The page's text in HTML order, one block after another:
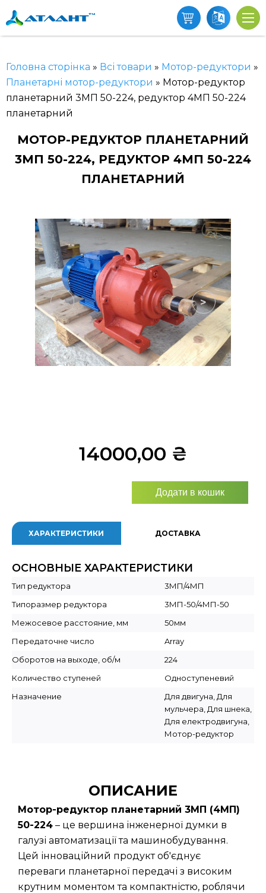
Головна сторінка » Всі товари » Мотор-редуктори »
Планетарні мотор-редуктори » Мотор-редуктор
планетарний 3МП 50-224, редуктор 4МП 50-224
планетарний
МОТОР-РЕДУКТОР ПЛАНЕТАРНИЙ
3МП 50-224, РЕДУКТОР 4МП 50-224
ПЛАНЕТАРНИЙ
< >
14000,00 ₴
Додати в кошик
ХАРАКТЕРИСТИКИ ДОСТАВКА
ОСНОВНЫЕ ХАРАКТЕРИСТИКИ
Тип редуктора
3МП/4МП
Типоразмер редуктора
3МП-50/4МП-50
Межосевое расстояние, мм
50мм
Передаточне число
Array
Оборотов на выходе, об/м
224
Количество ступеней
Одноступеневий
Назначение
Для двигуна, Для
мульчера, Для шнека,
Для електродвигуна,
Мотор-редуктор
ОПИСАНИЕ
Мотор-редуктор планетарний 3МП (4МП)
50-224 – це вершина інженерної думки в
галузі автоматизації та машинобудування.
Цей інноваційний продукт об'єднує
переваги планетарної передачі з високим
крутним моментом та компактністю, роблячи